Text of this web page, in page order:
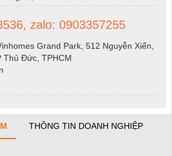
zalo: 0903357255
Grand Park, 512 Nguyễn Xiển,
Thủ Đức, TPHCM
THÔNG TIN DOANH NGHIỆP